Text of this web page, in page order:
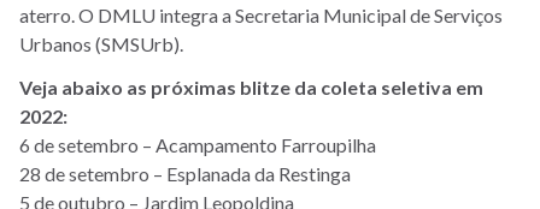
aterro. O DMLU integra a Secretaria Municipal de Serviços
Urbanos (SMSUrb).
Veja abaixo as próximas blitze da coleta seletiva em
2022:
6 de setembro – Acampamento Farroupilha
28 de setembro – Esplanada da Restinga
5 de outubro – Jardim Leopoldina